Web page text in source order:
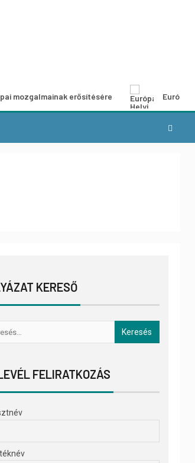
erősítésére Európai Helyi
KERESŐ
FELIRATKOZÁS